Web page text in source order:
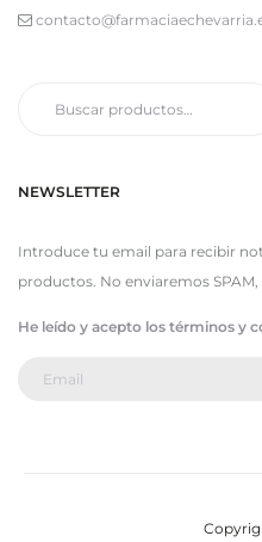
NEWSLETTER
Introduce tu email para recibir
productos. No enviaremos
He leído y acepto los términos y